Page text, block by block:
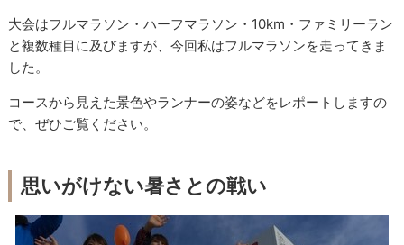
大会はフルマラソン・ハーフマラソン・10km・ファミリーラン
と複数種目に及びますが、今回私はフルマラソンを走ってきま
した。
コースから見えた景色やランナーの姿などをレポートしますの
で、ぜひご覧ください。
思いがけない暑さとの戦い